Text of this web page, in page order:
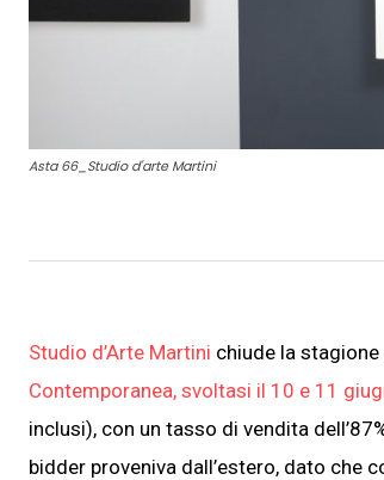
Asta 66_Studio d'arte Martini
Studio d’Arte Martini chiude la
Contemporanea, svoltasi il 10 e 11
inclusi), con un tasso di vendita
bidder proveniva dall’estero, dato